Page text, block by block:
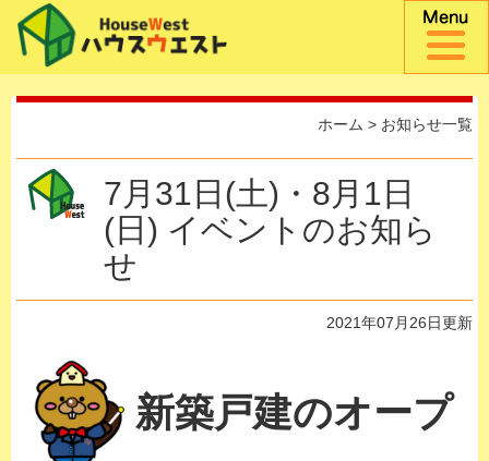
ホーム > お知らせ一覧
7月31日(土)・8月1日
(日) イベントのお知ら
せ
2021年07月26日更新
新築戸建のオープ